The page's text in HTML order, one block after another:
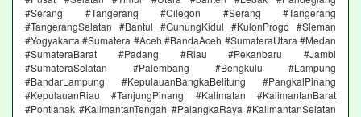
#Serang #Tangerang #Cilegon #Serang #Tangerang
#TangerangSelatan #Bantul #GunungKidul #KulonProgo #Sleman
#Yogyakarta #Sumatera #Aceh #BandaAceh #SumateraUtara #Medan
#SumateraBarat #Padang #Riau #Pekanbaru #Jambi
#SumateraSelatan #Palembang #Bengkulu #Lampung
#BandarLampung #KepulauanBangkaBelitung #PangkalPinang
#KepulauanRiau #TanjungPinang #Kalimatan #KalimantanBarat
#Pontianak #KalimantanTengah #PalangkaRaya #KalimantanSelatan